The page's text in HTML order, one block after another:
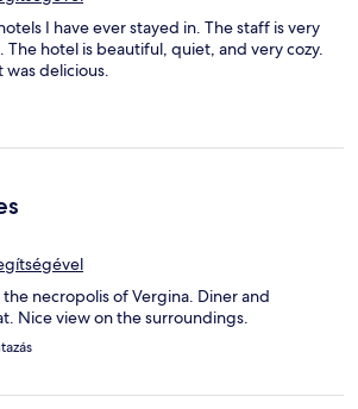
I have ever stayed in. The staff is very
The hotel is beautiful, quiet, and very cozy.
was delicious.
necropolis of Vergina. Diner and
Nice view on the surroundings.